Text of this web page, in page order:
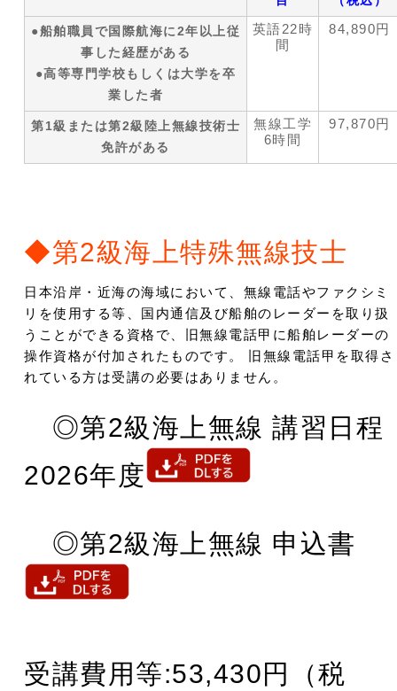
●船舶職員で国際航海に2年以上従
事した経歴がある
●高等専門学校もしくは大学を卒
業した者
英語22時
間
84,890円
第1級または第2級陸上無線技術士
免許がある
無線工学
6時間
97,870円
◆第2級海上特殊無線技士
日本沿岸・近海の海域において、無線電話やファクシミ
リを使用する等、国内通信及び船舶のレーダーを取り扱
うことができる資格で、旧無線電話甲に船舶レーダーの
操作資格が付加されたものです。 旧無線電話甲を取得さ
れている方は受講の必要はありません。
◎第2級海上無線 講習日程
2026年度
◎第2級海上無線 申込書
受講費用等:53,430円（税